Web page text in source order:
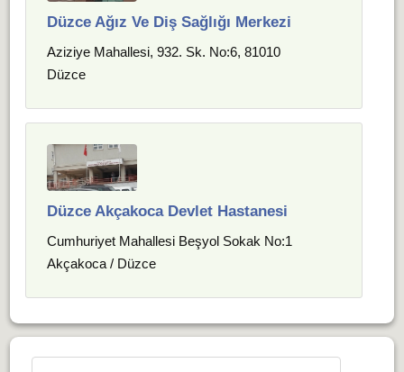
Düzce Ağız Ve Diş Sağlığı Merkezi
Aziziye Mahallesi, 932. Sk. No:6, 81010
Düzce
Düzce Akçakoca Devlet Hastanesi
Cumhuriyet Mahallesi Beşyol Sokak No:1
Akçakoca / Düzce